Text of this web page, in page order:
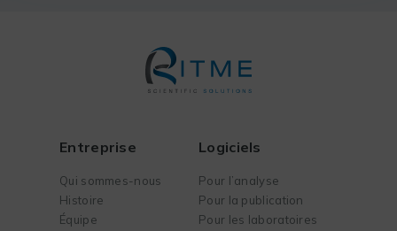
Entreprise
Qui sommes-nous
Histoire
Équipe
Logiciels
Pour l’analyse
Pour la publication
Pour les laboratoires